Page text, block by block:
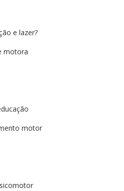
e lazer?
motora
motor